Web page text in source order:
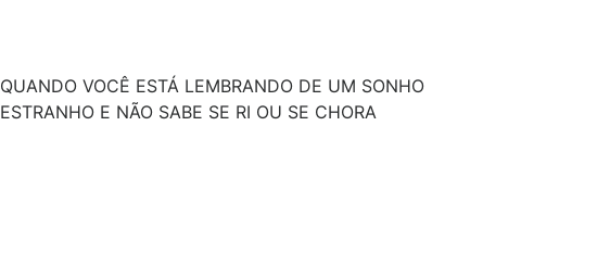
QUANDO VOCÊ ESTÁ LEMBRANDO DE UM SONHO
ESTRANHO E NÃO SABE SE RI OU SE CHORA